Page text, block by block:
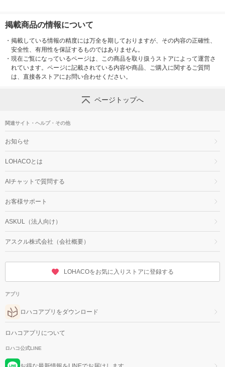
掲載商品の情報について
・ 掲載している情報の精度には万全を期しておりますが、その内容の正確性、
安全性、有用性を保証するものではありません。
・ 現在ご覧になっているページは、この商品を取り扱うストアによって運営さ
れています。ページに記載されている内容や商品、ご購入に関するご質問
は、直接各ストアにお問い合わせください。
ページトップへ
関連サイト・ヘルプ・その他
お知らせ
LOHACOとは
AIチャットで質問する
お客様サポート
ASKUL（法人向け）
アスクル株式会社（会社概要）
LOHACOをお気に入りストアに登録する
アプリ
ロハコアプリをダウンロード
ロハコアプリについて
ロハコ公式LINE